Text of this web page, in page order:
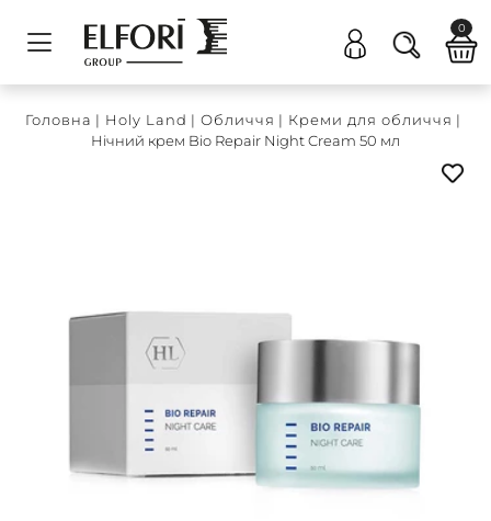
0
Головна | Holy Land | Обличчя | Креми для обличчя |
Нічний крем Bio Repair Night Cream 50 мл